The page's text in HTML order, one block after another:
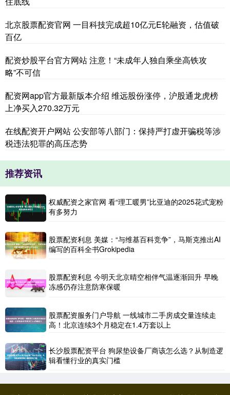
北京股票配资官网 一目科技完成超10亿元E轮融资，估值破
百亿
配资炒股平台官方网站 注意！“未成年人独自乘坐高铁攻
略”不可信
配资网app官方最新版本介绍 维远股份涨停，沪股通龙虎榜
上净买入270.32万元
在线配资开户网站 公安部等八部门：保持严打虚开骗税等涉
税违法犯罪的高压态势
推荐资讯
权威配资之家官网 看“理工暖男”比亚迪的2025花式宠粉
有多努力
股票配资利息 美媒：“与维基百科竞争”，马斯克推出AI
编写的百科全书Grokipedia
股票配资利息 今明天北京晴空相伴气温逐渐回升 早晚
冻感仍存注意防寒保暖
股票配资服务门户导航 一线城市二手房成交量连续走
高！北京连续3个月稳定在1.4万套以上
长沙股票配资平台 狗尿垫设备厂商该怎么选？从制造逻
辑看懂行业的真实门槛